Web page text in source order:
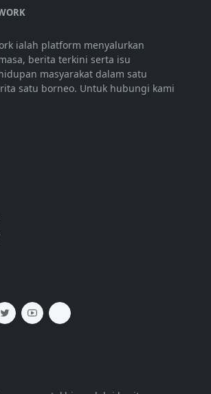
ialah platform menyalurkan
berita terkini serta isu
masyarakat dalam satu
satu borneo. Untuk hubungi kami